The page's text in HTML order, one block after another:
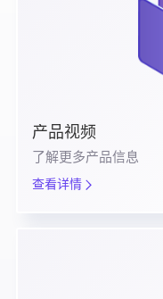
产品视频
了解更多产品信息
查看详情